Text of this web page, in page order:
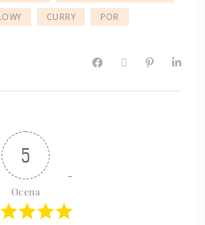
CURRY POR
5
Ocena